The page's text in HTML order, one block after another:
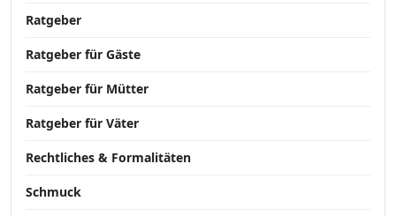
Ratgeber
Ratgeber für Gäste
Ratgeber für Mütter
Ratgeber für Väter
Rechtliches & Formalitäten
Schmuck